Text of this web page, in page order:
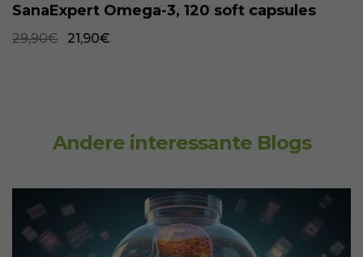
SanaExpert Omega-3, 120 soft capsules
29,90€ 21,90€
Andere interessante Blogs